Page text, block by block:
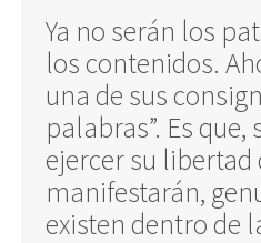
Ya no serán los
los contenidos.
una de sus
palabras”. Es
ejercer su libertad
manifestarán,
existen dentro de